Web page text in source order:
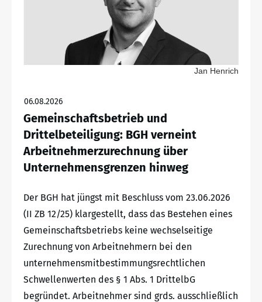
Jan Henrich
06.08.2026
Gemeinschaftsbetrieb und
Drittelbeteiligung: BGH verneint
Arbeitnehmerzurechnung über
Unternehmensgrenzen hinweg
Der BGH hat jüngst mit Beschluss vom 23.06.2026
(II ZB 12/25) klargestellt, dass das Bestehen eines
Gemeinschaftsbetriebs keine wechselseitige
Zurechnung von Arbeitnehmern bei den
unternehmensmitbestimmungsrechtlichen
Schwellenwerten des § 1 Abs. 1 DrittelbG
begründet. Arbeitnehmer sind grds. ausschließlich